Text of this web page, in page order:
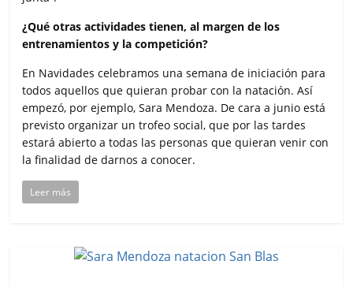
¿Qué otras actividades tienen, al margen de los
entrenamientos y la competición?
En Navidades celebramos una semana de iniciación para
todos aquellos que quieran probar con la natación. Así
empezó, por ejemplo, Sara Mendoza. De cara a junio está
previsto organizar un trofeo social, que por las tardes
estará abierto a todas las personas que quieran venir con
la finalidad de darnos a conocer.
Leer más